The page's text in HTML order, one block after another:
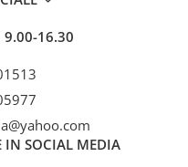
9.00-16.30
IN SOCIAL MEDIA